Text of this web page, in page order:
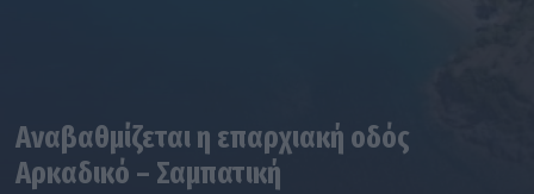
Αναβαθμίζεται η επαρχιακή οδός
Αρκαδικό – Σαμπατική